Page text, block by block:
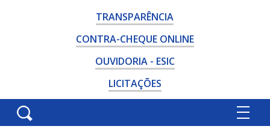
TRANSPARÊNCIA
CONTRA-CHEQUE ONLINE
OUVIDORIA - ESIC
LICITAÇÕES